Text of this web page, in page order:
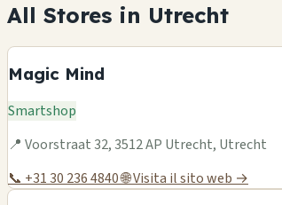
All Stores in Utrecht
Magic Mind
Smartshop
📍 Voorstraat 32, 3512 AP Utrecht, Utrecht
📞 +31 30 236 4840🌐 Visita il sito web →